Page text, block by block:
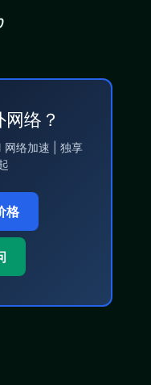
络？
网络加速 | 独享
格